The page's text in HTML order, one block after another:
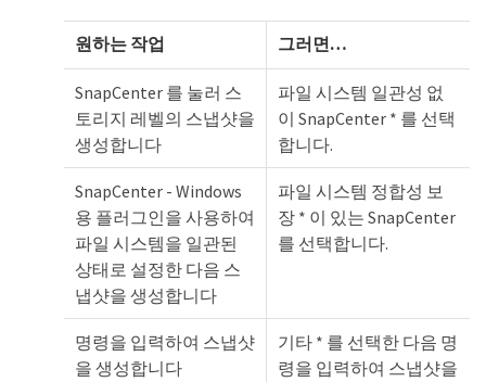
원하는 작업 그러면…​
SnapCenter 를 눌러 스
토리지 레벨의 스냅샷을
생성합니다
파일 시스템 일관성 없
이 SnapCenter * 를 선택
합니다.
SnapCenter - Windows
용 플러그인을 사용하여
파일 시스템을 일관된
상태로 설정한 다음 스
냅샷을 생성합니다
파일 시스템 정합성 보
장 * 이 있는 SnapCenter
를 선택합니다.
명령을 입력하여 스냅샷
을 생성합니다
기타 * 를 선택한 다음 명
령을 입력하여 스냅샷을